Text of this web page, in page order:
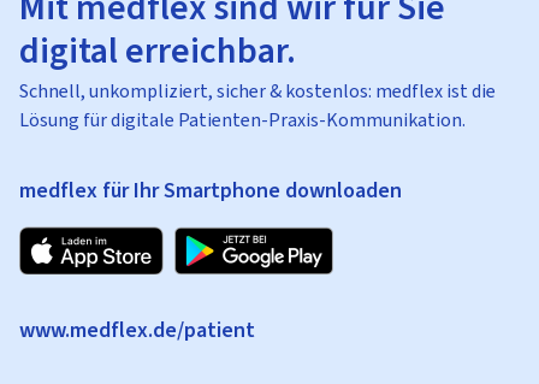
digital erreichbar.
Schnell, unkompliziert, sicher & kostenlos: medflex ist die
Lösung für digitale Patienten-Praxis-Kommunikation.
medflex für Ihr Smartphone downloaden
www.medflex.de/patient